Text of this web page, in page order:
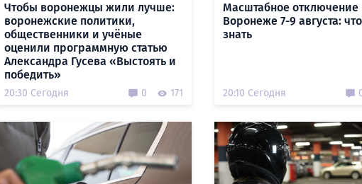
Чтобы воронежцы жили лучше:
воронежские политики,
общественники и учёные
оценили программную статью
Александра Гусева «Выстоять и
победить»
20:30 Сегодня 0 171
Масштабное отключение
Воронеже 7-9 августа:
знать
20:10 Сегодня